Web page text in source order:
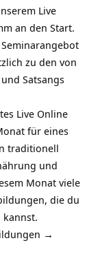
Live
an den Start.
zu den von
Satsangs
Live Online
für eines
traditionell
und
Monat viele
die du
kannst.
→